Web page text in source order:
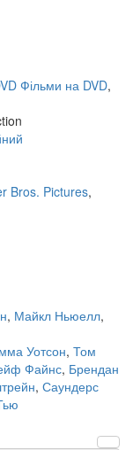
Фільми на DVD,
Bros. Pictures,
, Майкл Ньюелл,
Уотсон, Том
Файнс, Брендан
, Саундерс